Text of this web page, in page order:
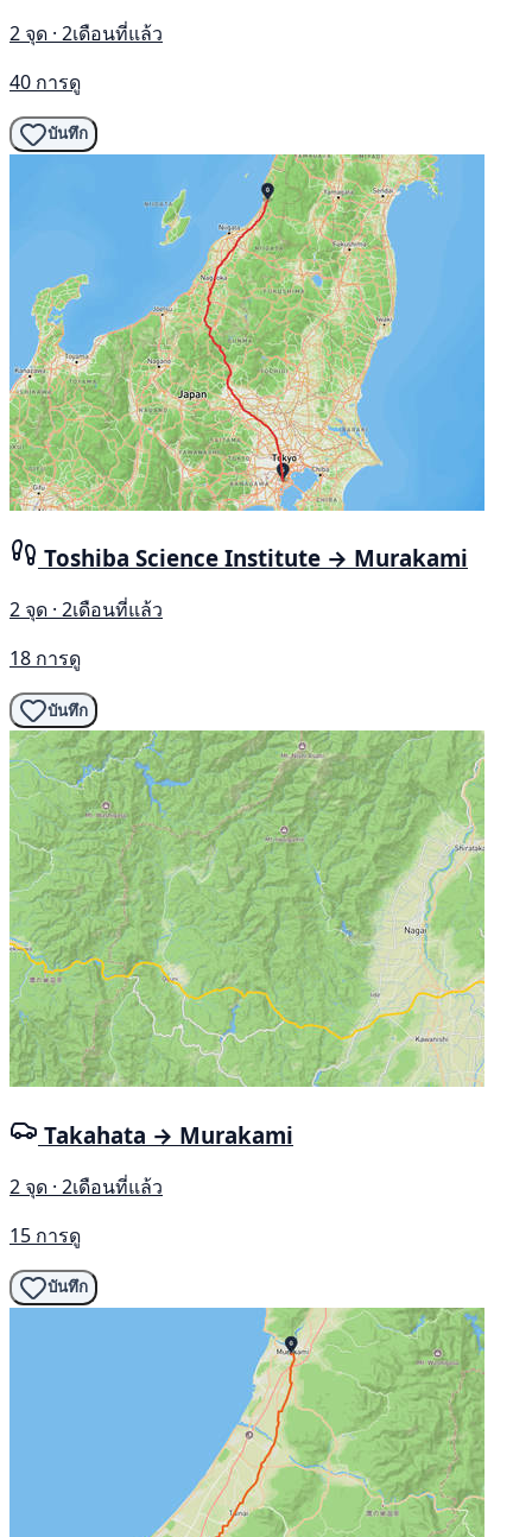
2 จุด · 2เดือนที่แล้ว
40 การดู
บันทึก
Toshiba Science Institute → Murakami
2 จุด · 2เดือนที่แล้ว
18 การดู
บันทึก
Takahata → Murakami
2 จุด · 2เดือนที่แล้ว
15 การดู
บันทึก